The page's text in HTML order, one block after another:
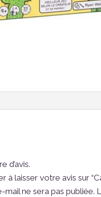
d’avis.
à laisser votre avis sur
mail ne sera pas publiée.